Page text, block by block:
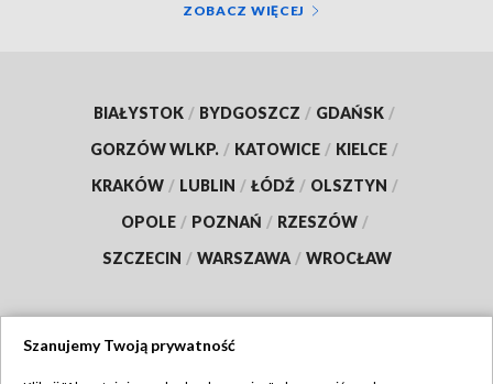
ZOBACZ WIĘCEJ
BIAŁYSTOK / BYDGOSZCZ / GDAŃSK /
GORZÓW WLKP. / KATOWICE / KIELCE /
KRAKÓW / LUBLIN / ŁÓDŹ / OLSZTYN /
OPOLE / POZNAŃ / RZESZÓW /
SZCZECIN / WARSZAWA / WROCŁAW
Szanujemy Twoją prywatność